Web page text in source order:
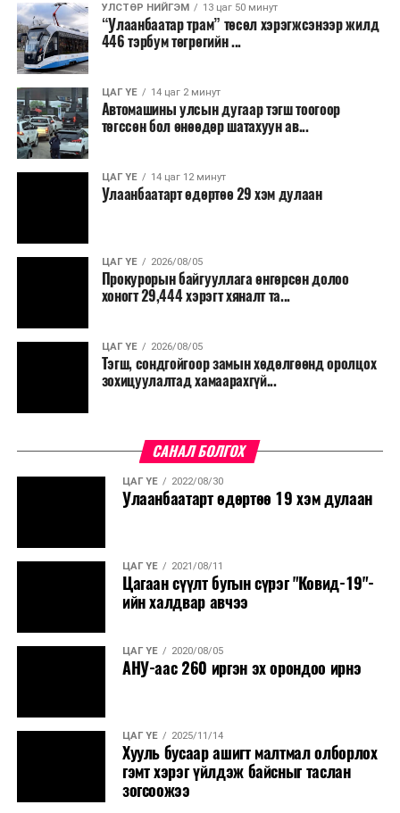
шатахууны зардлыг зөвхөн түгжрэлд алддаг аж.
“Улаанбаатар трам” төсөл хэрэгжиж, авто замын
ачаалал буурснаар трассын дагуух автомашинуудын
шатахууны хэмнэлт жилд 446 тэрбум төгрөгт хүрэх
боломжтой гэсэн тооцоог техник, эдийн засгийн
үндэслэлд тусгажээ.
Төсөл хэрэгжсэнээр иргэдийн зорчих хугацаа
богиносож, түгжрэлээс үүдэлтэй эдийн засгийн
тогтолцоо бүрдэх ач холбогдолтой юм.
УЛСТӨР НИЙГЭМ 13 цаг 50 минут
“Улаанбаатар трам” төсөл хэрэгжсэнээр жилд
446 тэрбум төгрөгийн ...
ЦАГ ҮЕ 14 цаг 2 минут
Автомашины улсын дугаар тэгш тоогоор
төгссөн бол өнөөдөр шатахуун ав...
ЦАГ ҮЕ 14 цаг 12 минут
Улаанбаатарт өдөртөө 29 хэм дулаан
ЦАГ ҮЕ 2026/08/05
Прокурорын байгууллага өнгөрсөн долоо
хоногт 29,444 хэрэгт хяналт та...
ЦАГ ҮЕ 2026/08/05
Тэгш, сондгойгоор замын хөдөлгөөнд оролцох
зохицуулалтад хамаарахгүй...
САНАЛ БОЛГОХ
ЦАГ ҮЕ 2022/08/30
Улаанбаатарт өдөртөө 19 хэм дулаан
ЦАГ ҮЕ 2021/08/11
Цагаан сүүлт бугын сүрэг "Ковид-19"-
ийн халдвар авчээ
ЦАГ ҮЕ 2020/08/05
АНУ-аас 260 иргэн эх орондоо ирнэ
ЦАГ ҮЕ 2025/11/14
Хууль бусаар ашигт малтмал олборлох
гэмт хэрэг үйлдэж байсныг таслан
зогсоожээ